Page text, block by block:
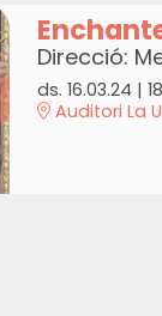
Direcció:
ds. 16.03.24 |
Auditori La